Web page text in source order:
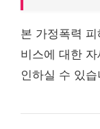
본 가정폭력
비스에 대한
인하실 수 있습